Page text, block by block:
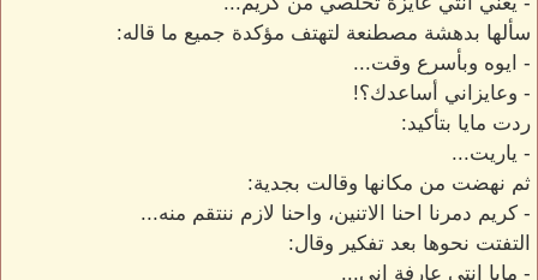
سألها بدهشة مصطنعة لتهتف مؤكدة جميع ما قاله:
- ايوه وبأسرع وقت...
- وعايزاني أساعدك؟!
ردت مايا بتأكيد:
- ياريت...
ثم نهضت من مكانها وقالت بجدية:
- كريم دمرنا احنا الاتنين، واحنا لازم ننتقم منه...
التفتت نحوها بعد تفكير وقال:
- مايا انتي عارفة اني...